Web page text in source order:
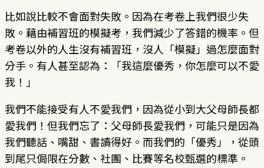
比如說比較不會面對失敗。因為在考卷上我們很少失
敗。藉由補習班的模擬考，我們減少了答錯的機率。但
考卷以外的人生沒有補習班，沒人「模擬」過怎麼面對
分手。有人甚至認為：「我這麼優秀，你怎麼可以不愛
我！」
我們不能接受有人不愛我們，因為從小到大父母師長都
愛我們！但我們忘了：父母師長愛我們，可能只是因為
我們聽話、嘴甜、書讀得好。而我們的「優秀」，從頭
到尾只侷限在分數、社團、比賽等名校甄選的標準。